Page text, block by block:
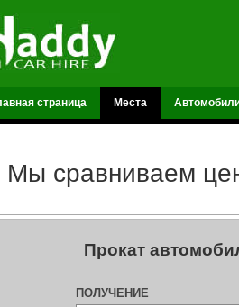
страница Места
Мы сравниваем
Прокат
ПОЛУЧЕНИЕ